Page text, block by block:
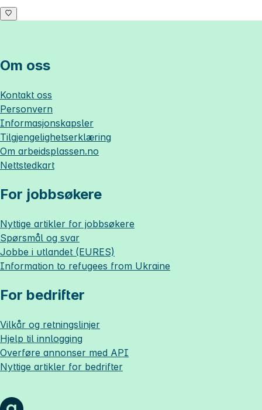
Om oss
Kontakt oss
Personvern
Informasjonskapsler
Tilgjengelighetserklæring
Om arbeidsplassen.no
Nettstedkart
For jobbsøkere
Nyttige artikler for jobbsøkere
Spørsmål og svar
Jobbe i utlandet (EURES)
Information to refugees from Ukraine
For bedrifter
Vilkår og retningslinjer
Hjelp til innlogging
Overføre annonser med API
Nyttige artikler for bedrifter